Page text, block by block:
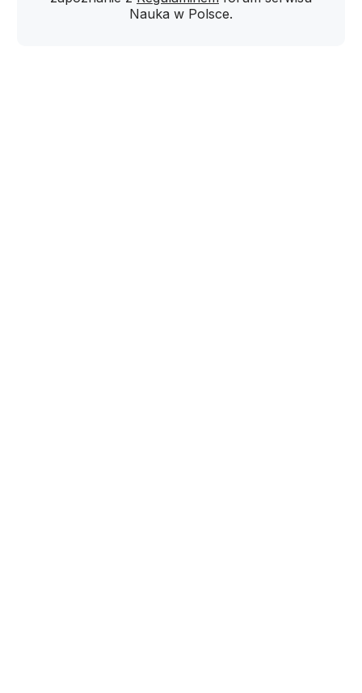
Nauka w Polsce.